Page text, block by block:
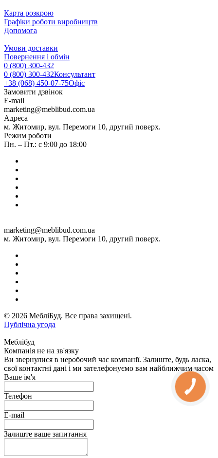
Карта розкрою
Графіки роботи виробництв
Допомога
Умови доставки
Повернення і обмін
0 (800) 300-432
0 (800) 300-432Консультант
+38 (068) 450-07-75Офіс
Замовити дзвінок
E-mail
marketing@meblibud.com.ua
Адреса
м. Житомир, вул. Перемоги 10, другий поверх.
Режим роботи
Пн. – Пт.: с 9:00 до 18:00
marketing@meblibud.com.ua
м. Житомир, вул. Перемоги 10, другий поверх.
© 2026 МебліБуд. Все права захищені.
Публічна угода
Меблібуд
Компанія не на зв'язку
Ви звернулися в неробочий час компанії. Залиште, будь ласка,
свої контактні дані і ми зателефонуємо вам найближчим часом
Ваше ім'я
Телефон
E-mail
Залиште ваше запитання